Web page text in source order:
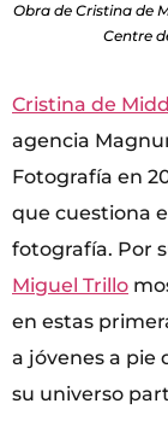
Obra de Cristina de
Centre
Cristina de
agencia
Fotografía en
que cuestiona
fotografía. Por
Miguel Trillo
en estas
a jóvenes a pie
su universo